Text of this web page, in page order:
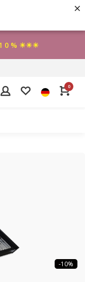
×
1 0 % ☀☀☀
0
-10%